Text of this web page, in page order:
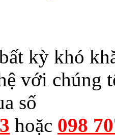
kỳ khó
với chúng
số
hoặc 098